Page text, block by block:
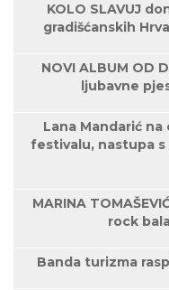
KOLO SLAVUJ
gradišćanskih
NOVI ALBUM OD
ljubavne
Lana Mandarić
festivalu, nastupa s
MARINA
rock
Banda turizma